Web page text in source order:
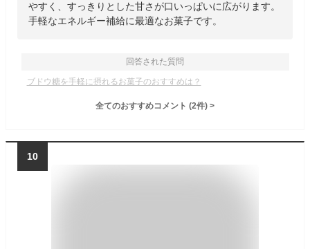
やすく、すっきりとした甘さが口いっぱいに広がります。
手軽なエネルギー補給に最適なお菓子です。
回答された質問
ブドウ糖を手軽に摂れるお菓子のおすすめは？
全てのおすすめコメント (2件) >
10